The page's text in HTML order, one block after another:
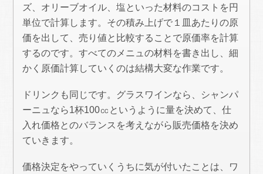
ズ、オリーブオイル、塩といった材料のコストを円
単位で計算します。その積み上げで１皿あたりの原
価を出して、売り値と比較することで原価率を計算
するのです。すべてのメニュの材料を書き出し、細
かく原価計算していくのは結構大変な作業です。
ドリンクも同じです。グラスワインなら、シャンパ
ーニュなら1杯100㏄というように量を決めて、仕
入れ価格とのバランスを考えながら販売価格を決め
ていきます。
価格決定をやっていくうちに気が付いたことは、ワ